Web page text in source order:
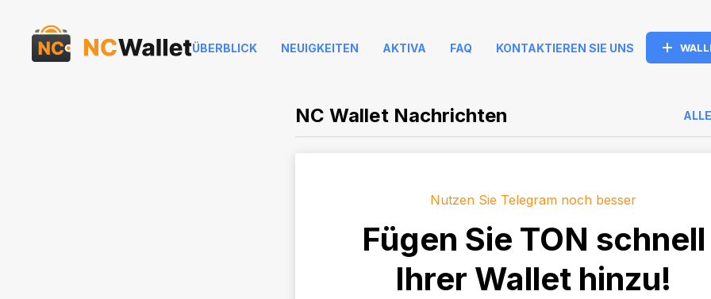
ÜBERBLICK NEUIGKEITEN AKTIVA FAQ KONTAKTIEREN SIE UNS
NC Wallet Nachrichten
Nutzen Sie Telegram noch besser
Fügen Sie TON schnell
Ihrer Wallet hinzu!